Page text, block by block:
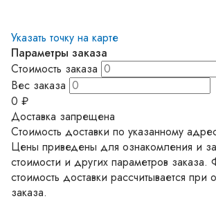
Указать точку на карте
Параметры заказа
Стоимость заказа
Вес заказа
0 ₽
Доставка запрещена
Стоимость доставки по указанному
Цены приведены для ознакомления и
стоимости и других параметров заказа.
стоимость доставки рассчитывается
заказа.